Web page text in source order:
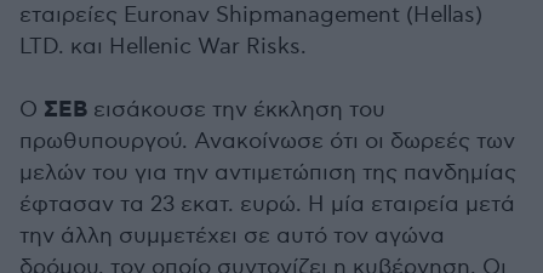
εταιρείες Euronav Shipmanagement (Hellas)
LTD. και Hellenic War Risks.
Ο ΣΕΒ εισάκουσε την έκκληση του
πρωθυπουργού. Ανακοίνωσε ότι οι δωρεές των
μελών του για την αντιμετώπιση της πανδημίας
έφτασαν τα 23 εκατ. ευρώ. Η μία εταιρεία μετά
την άλλη συμμετέχει σε αυτό τον αγώνα
δρόμου, τον οποίο συντονίζει η κυβέρνηση. Οι